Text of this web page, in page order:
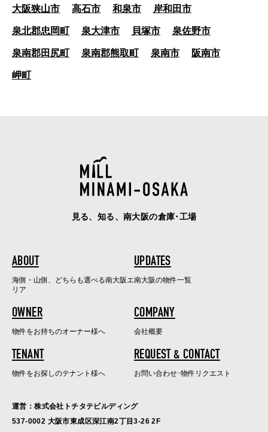
大阪狭山市 高石市 和泉市 岸和田市
泉北郡忠岡町 泉大津市 貝塚市 泉佐野市
泉南郡田尻町 泉南郡熊取町 泉南市 阪南市
岬町
見る、知る、南大阪の倉庫･工場
ABOUT
海側・山側、どちらも選べる南大阪エ
リア
UPDATES
南大阪の物件一覧
OWNER
物件をお持ちのオーナー様へ
COMPANY
会社概要
TENANT
物件をお探しのテナント様へ
REQUEST & CONTACT
お問い合わせ･物件リクエスト
運営：株式会社トチタテビルディング
537-0002 大阪市東成区深江南2丁目3-26 2F